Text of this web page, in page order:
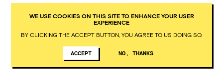
WE USE COOKIES ON THIS SITE TO ENHANCE YOUR USER
EXPERIENCE
BY CLICKING THE ACCEPT BUTTON, YOU AGREE TO US DOING SO.
ACCEPT NO, THANKS